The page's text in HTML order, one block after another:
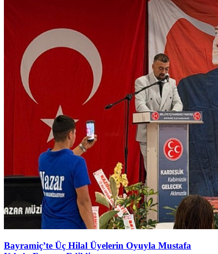
Bayramiç’te Üç Hilal Üyelerin Oyuyla Mustafa